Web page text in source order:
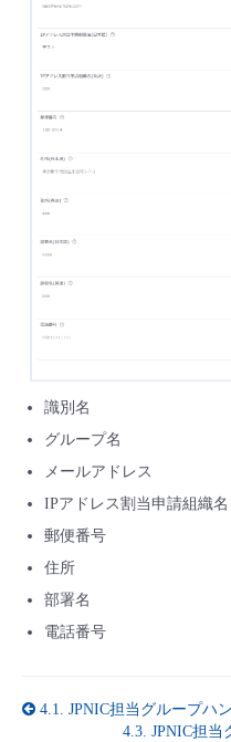
- vUTM2
識別名
グループ名
メールアドレス
IPアドレス割当申請組織名
郵便番号
住所
部署名
電話番号
4.1. JPNIC担当グループハ
4.3. JPNIC担当